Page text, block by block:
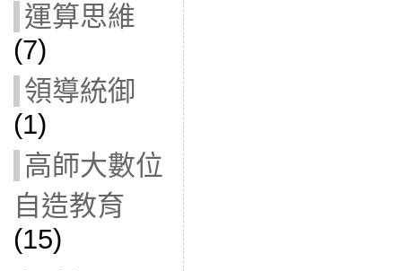
運算思維
(7)
領導統御
(1)
高師大數位
自造教育
(15)